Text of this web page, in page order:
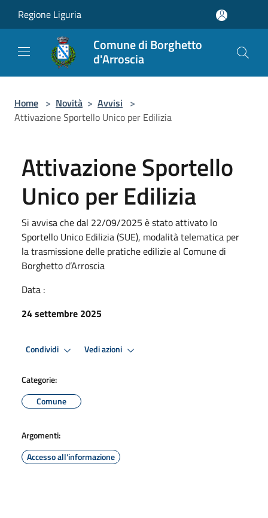
Regione Liguria
Comune di Borghetto
d'Arroscia
Home > Novità > Avvisi >
Attivazione Sportello Unico per Edilizia
Attivazione Sportello
Unico per Edilizia
Si avvisa che dal 22/09/2025 è stato attivato lo
Sportello Unico Edilizia (SUE), modalità telematica per
la trasmissione delle pratiche edilizie al Comune di
Borghetto d’Arroscia
Data :
24 settembre 2025
Condividi Vedi azioni
Categorie:
Comune
Argomenti:
Accesso all'informazione